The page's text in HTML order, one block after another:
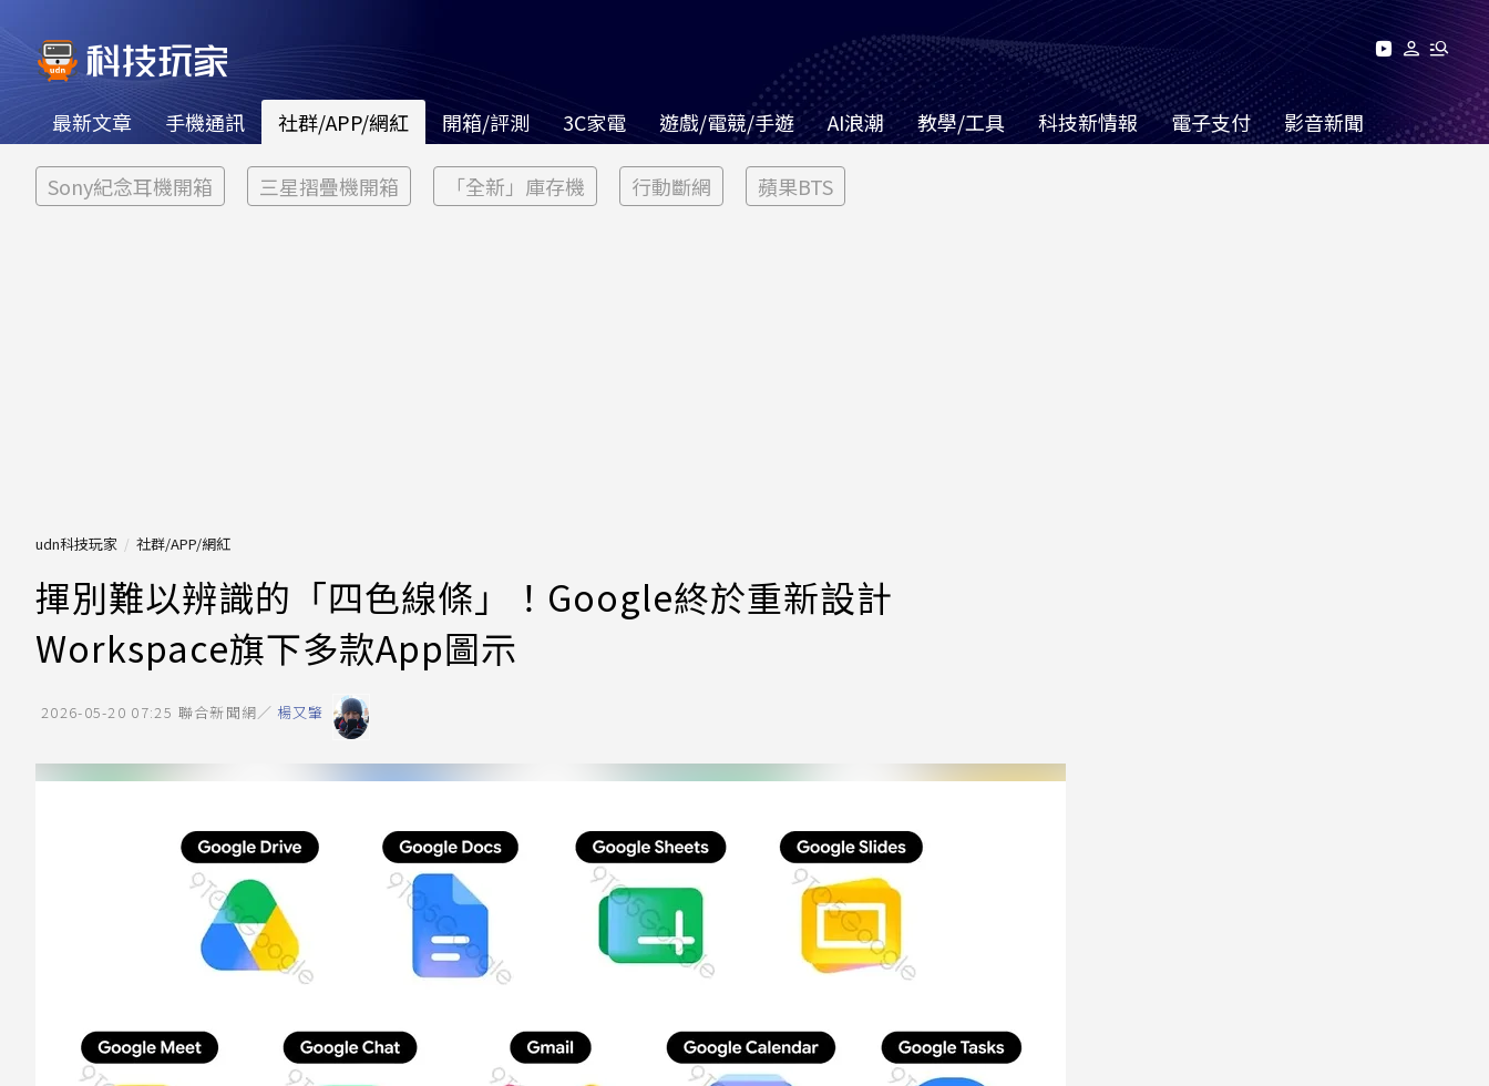
最新文章 手機通訊 社群/APP/網紅 開箱/評測 3C家電 遊戲/電競/手遊 AI浪潮 教學/工具 科技新情報 電子支付 影音新聞
Sony紀念耳機開箱 三星摺疊機開箱 「全新」庫存機 行動斷網 蘋果BTS
udn科技玩家 社群/APP/網紅
揮別難以辨識的「四色線條」！Google終於重新設計
Workspace旗下多款App圖示
2026-05-20 07:25 聯合新聞網／ 楊又肇